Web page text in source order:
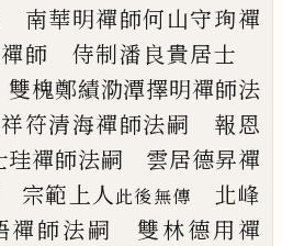
南華明禪師何山守珣禪
師 侍制潘良貴居士
雙槐鄭績泐潭擇明禪師法
祥符清海禪師法嗣 報恩
珪禪師法嗣 雲居德昇禪
宗範上人此後無傳
北峰
禪師法嗣
雙林德用禪